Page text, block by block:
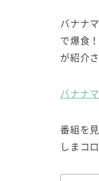
バナナ
で爆食
が紹介
バナナ
番組を
しまコ